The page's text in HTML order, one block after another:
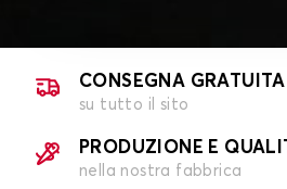
CONSEGNA
su tutto il sito
PRODUZIONE E
nella nostra fabbrica